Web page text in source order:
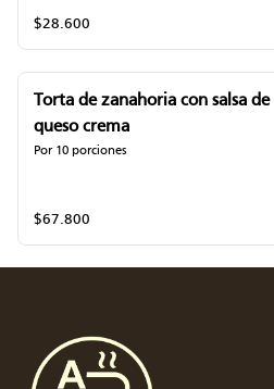
$28.600
Torta de zanahoria con salsa de
queso crema
Por 10 porciones
$67.800